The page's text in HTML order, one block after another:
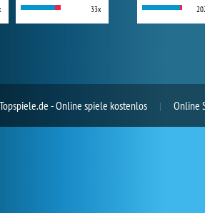
33x
- Online spiele kostenlos Online